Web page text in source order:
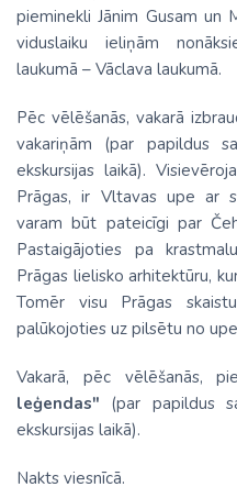
pieminekli Jānim Gusam un
viduslaiku ieliņām
laukumā – Vāclava laukumā.
Pēc vēlēšanās, vakarā
vakariņām (par papildus
ekskursijas laikā).
Prāgas, ir Vltavas upe ar
varam būt pateicīgi par
Pastaigājoties pa
Prāgas lielisko arhitektūru,
Tomēr visu Prāgas
palūkojoties uz pilsētu no
Vakarā, pēc vēlēšanās,
leģendas" (par papildus
ekskursijas laikā).
Nakts viesnīcā.